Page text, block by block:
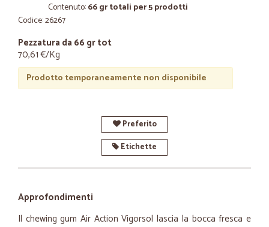
Contenuto:66 gr totali per 5 prodotti
Codice: 26267
Pezzatura da 66 gr tot
70,61 €/Kg
Prodotto temporaneamente non disponibile
Preferito
Etichette
Approfondimenti
Il chewing gum Air Action Vigorsol lascia la bocca fresca e